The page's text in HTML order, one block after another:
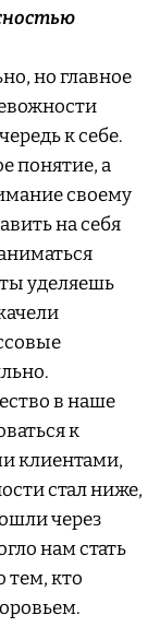
но главное
к себе.
понятие, а
своему
на себя
уделяешь
в наше
к
клиентами,
стал ниже,
через
нам стать
тем, кто